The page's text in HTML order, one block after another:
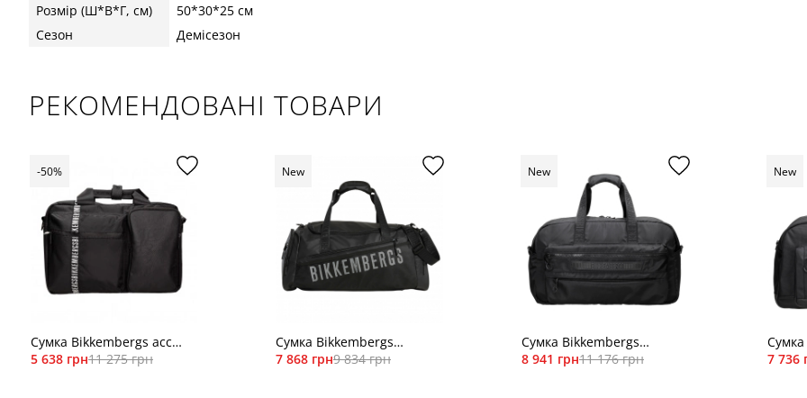
Розмір (Ш*В*Г, см)
50*30*25 см
Сезон
Демісезон
РЕКОМЕНДОВАНІ ТОВАРИ
Сумка Bikkembergs acc
6704
5 638 грн11 275 грн
-50%
Сумка Bikkembergs
BKZA01278P
7 868 грн9 834 грн
New
Сумка Bikkembergs
BKBR01293T
8 941 грн11 176 грн
New
7 736
New